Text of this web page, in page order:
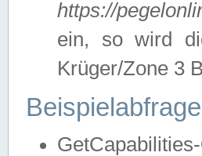
https://
ein, so wird
Krüger/Zone 3